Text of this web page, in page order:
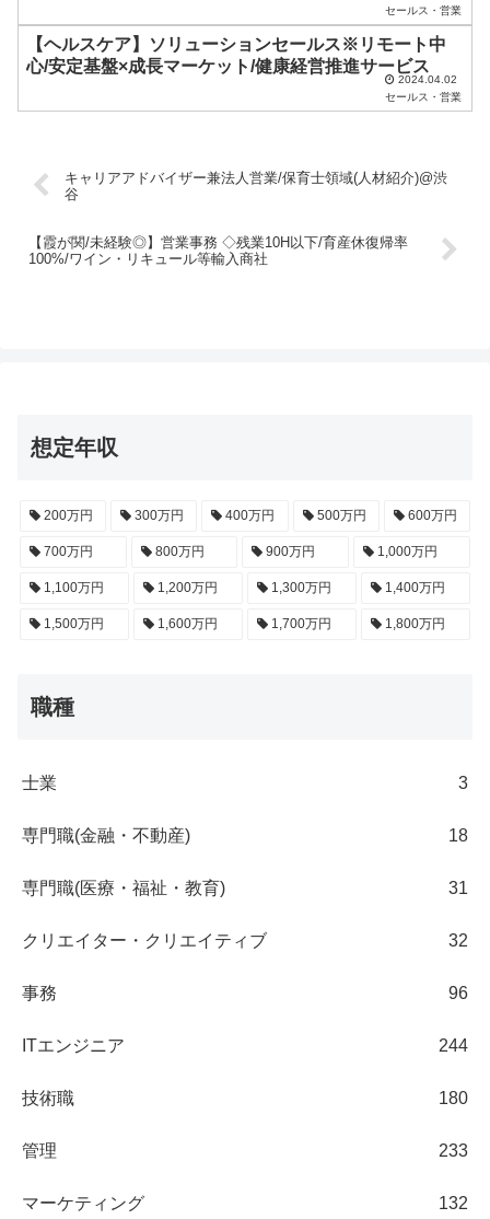
。
セールス・営業
【ヘルスケア】ソリューションセールス※リモート中
心/安定基盤×成長マーケット/健康経営推進サービス
2024.04.02
セールス・営業
キャリアアドバイザー兼法人営業/保育士領域(人材紹介)@渋
谷
【霞が関/未経験◎】営業事務 ◇残業10H以下/育産休復帰率
100%/ワイン・リキュール等輸入商社
想定年収
200万円 300万円 400万円 500万円 600万円
700万円 800万円 900万円 1,000万円
1,100万円 1,200万円 1,300万円 1,400万円
1,500万円 1,600万円 1,700万円 1,800万円
職種
士業 3
専門職(金融・不動産) 18
専門職(医療・福祉・教育) 31
クリエイター・クリエイティブ 32
事務 96
ITエンジニア 244
技術職 180
管理 233
マーケティング 132